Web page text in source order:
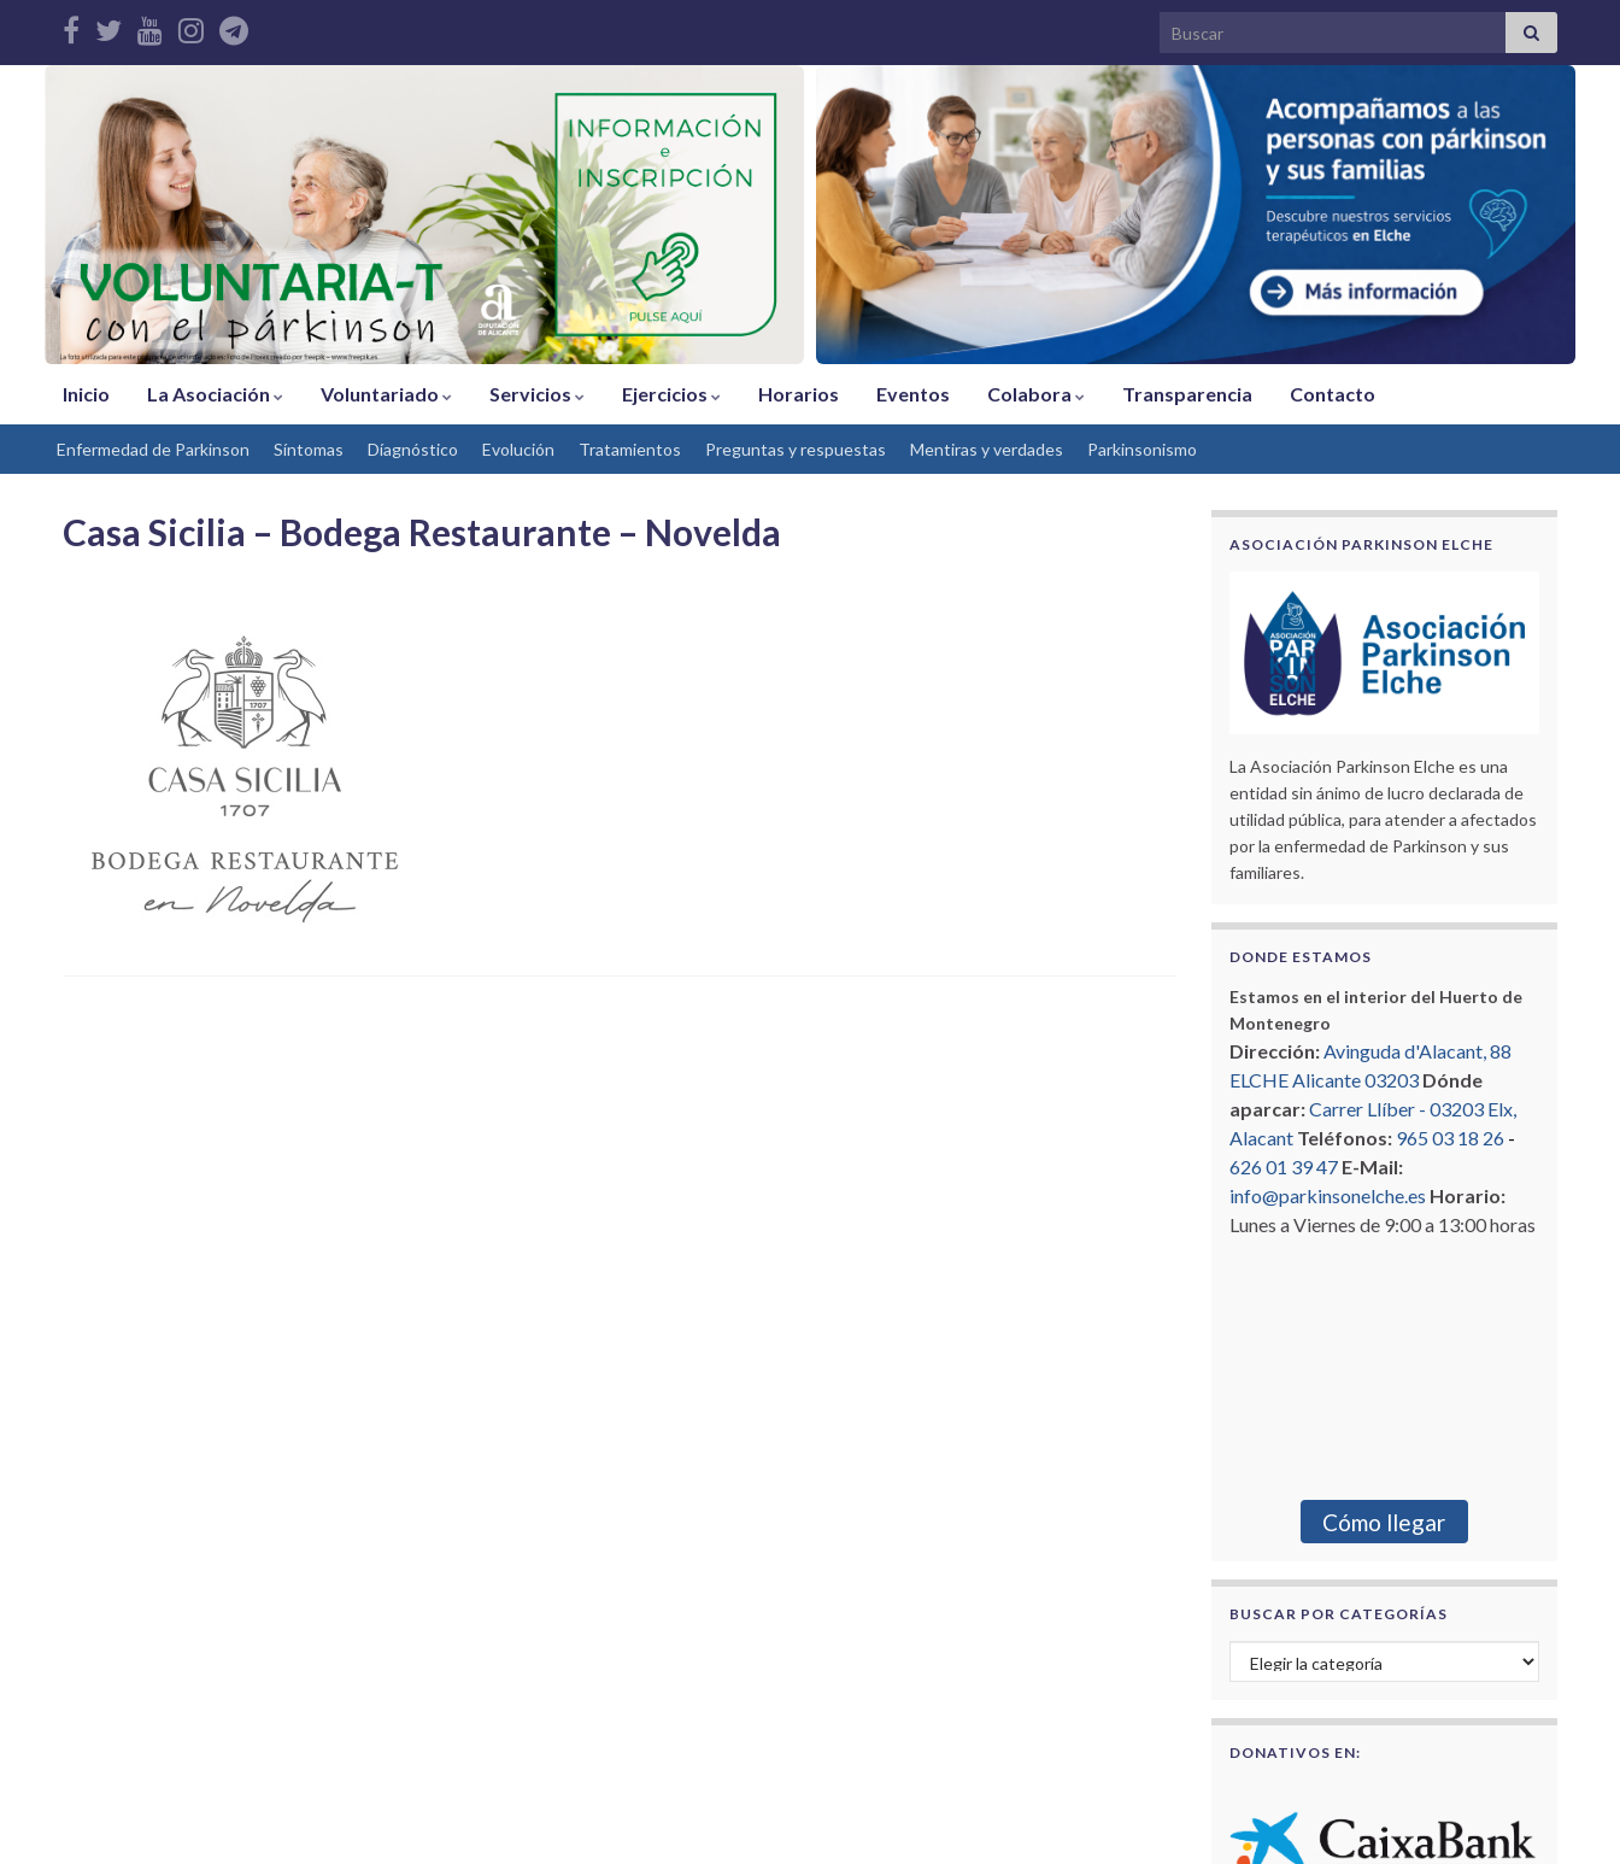
Search for:
Inicio La Asociación Voluntariado Servicios Ejercicios Horarios Eventos Colabora Transparencia Contacto
Enfermedad de Parkinson Síntomas Díagnóstico Evolución Tratamientos Preguntas y respuestas Mentiras y verdades Parkinsonismo
Casa Sicilia – Bodega Restaurante – Novelda ASOCIACIÓN PARKINSON ELCHE
La Asociación Parkinson Elche es una
entidad sin ánimo de lucro declarada de
utilidad pública, para atender a afectados
por la enfermedad de Parkinson y sus
familiares.
DONDE ESTAMOS
Estamos en el interior del Huerto de
Montenegro
Dirección:Avinguda d'Alacant, 88
ELCHE Alicante 03203 Dónde
aparcar:Carrer Llíber - 03203 Elx,
Alacant Teléfonos: 965 03 18 26-
626 01 39 47 E-Mail:
info@parkinsonelche.es Horario:
Lunes a Viernes de 9:00 a 13:00 horas
Cómo llegar
BUSCAR POR CATEGORÍAS
Buscar por categorías
DONATIVOS EN: